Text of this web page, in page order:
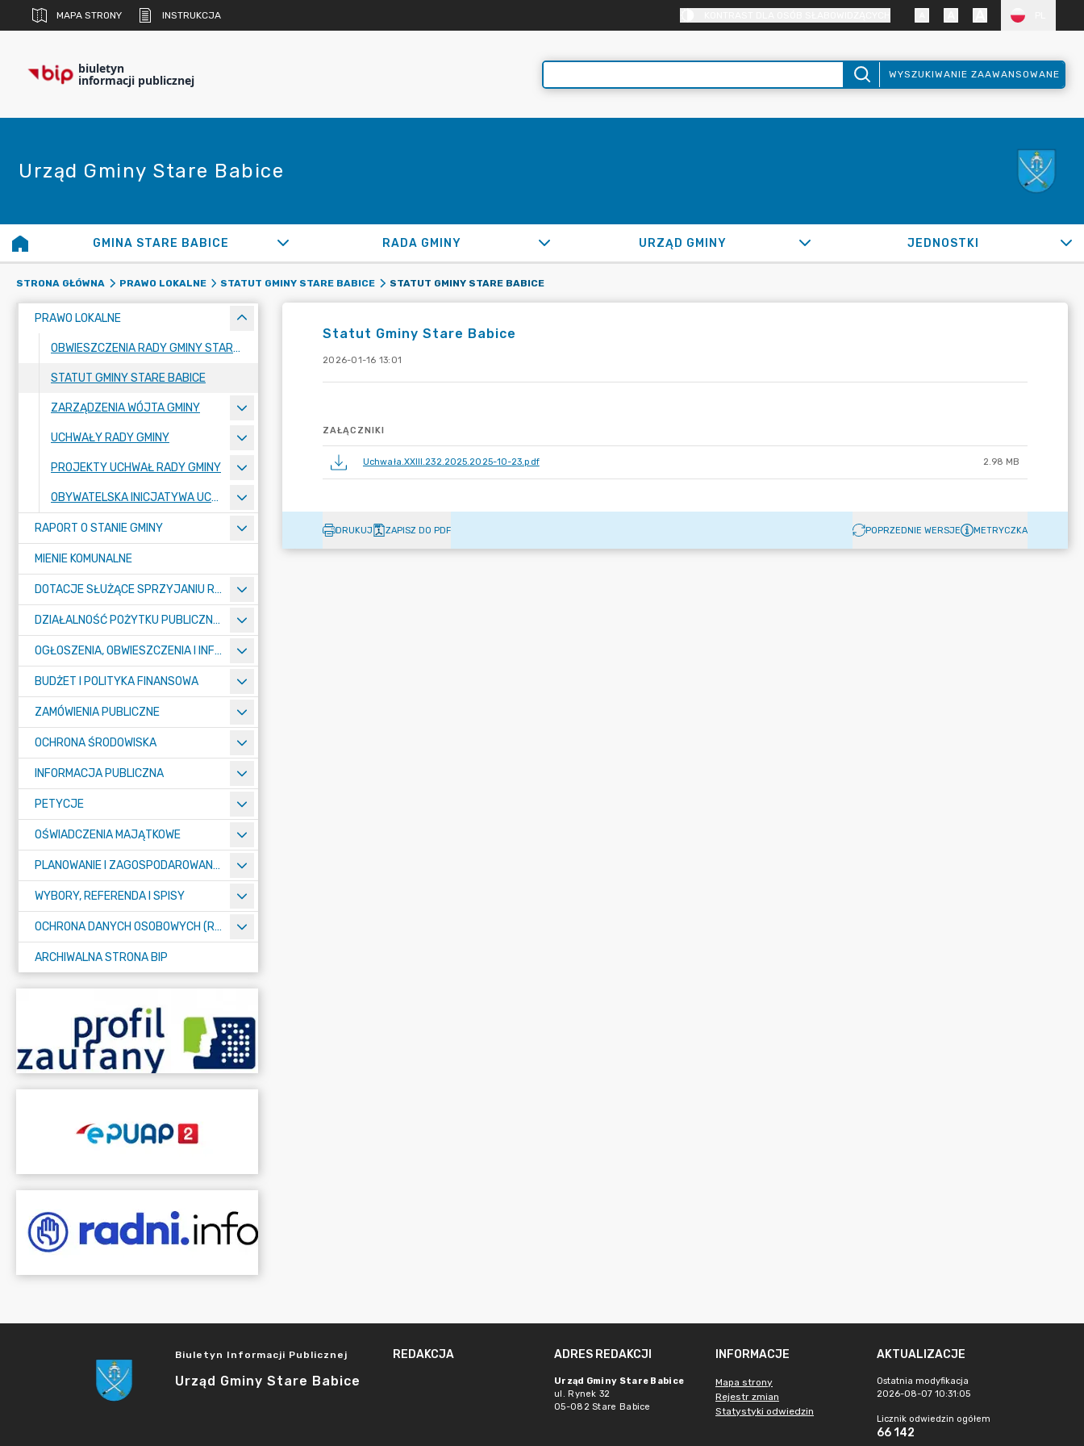
MAPA STRONY INSTRUKCJA
biuletyn
informacji publicznej WYSZUKIWANIE ZAAWANSOWANE
Urząd Gminy Stare Babice
GMINA STARE BABICE RADA GMINY URZĄD GMINY JEDNOSTKI
STRONA GŁÓWNA PRAWO LOKALNE STATUT GMINY STARE BABICE STATUT GMINY STARE BABICE
PRAWO LOKALNE
OBWIESZCZENIA RADY GMINY STARE BABICE
STATUT GMINY STARE BABICE
ZARZĄDZENIA WÓJTA GMINY
UCHWAŁY RADY GMINY
PROJEKTY UCHWAŁ RADY GMINY
OBYWATELSKA INICJATYWA UCHWAŁODAWCZA
RAPORT O STANIE GMINY
MIENIE KOMUNALNE
DOTACJE SŁUŻĄCE SPRZYJANIU ROZWOJOWI SPORTU
DZIAŁALNOŚĆ POŻYTKU PUBLICZNEGO I POMOC SPOŁECZNA – KONKURSY
OGŁOSZENIA, OBWIESZCZENIA I INFORMACJE
BUDŻET I POLITYKA FINANSOWA
ZAMÓWIENIA PUBLICZNE
OCHRONA ŚRODOWISKA
INFORMACJA PUBLICZNA
PETYCJE
OŚWIADCZENIA MAJĄTKOWE
PLANOWANIE I ZAGOSPODAROWANIE PRZESTRZENNE
WYBORY, REFERENDA I SPISY
OCHRONA DANYCH OSOBOWYCH (RODO)
ARCHIWALNA STRONA BIP
Statut Gminy Stare Babice
2026-01-16 13:01
ZAŁĄCZNIKI
Uchwała.XXIII.232.2025.2025-10-23.pdf 2.98 MB
DRUKUJ ZAPISZ DO PDF POPRZEDNIE WERSJE METRYCZKA
Biuletyn Informacji Publicznej
Urząd Gminy Stare Babice
REDAKCJA ADRES REDAKCJI
Urząd Gminy Stare Babice
ul. Rynek 32
05-082 Stare Babice
INFORMACJE
Mapa strony
Rejestr zmian
Statystyki odwiedzin
AKTUALIZACJE
Ostatnia modyfikacja
2026-08-07 10:31:05
Licznik odwiedzin ogółem
66 142